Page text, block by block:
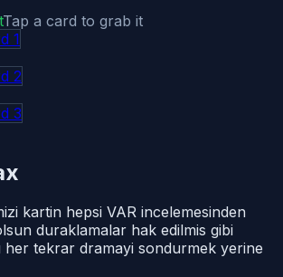
Tap a card to grab it
kartin hepsi VAR incelemesinden
duraklamalar hak edilmis gibi
her tekrar dramayi sondurmek yerine